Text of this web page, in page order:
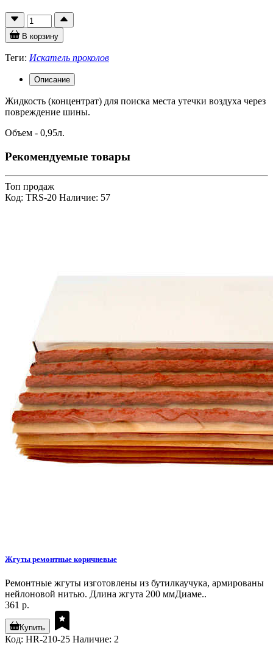
В корзину
Теги: Искатель проколов
Описание
Жидкость (концентрат) для поиска места утечки воздуха через
повреждение шины.
Объем - 0,95л.
Рекомендуемые товары
Топ продаж
Код: TRS-20 Наличие: 57
Жгуты ремонтные коричневые
Ремонтные жгуты изготовлены из бутилкаучука, армированы
нейлоновой нитью. Длина жгута 200 ммДиаме..
361 р.
Купить
Код: HR-210-25 Наличие: 2